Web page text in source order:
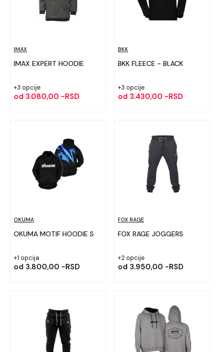
IMAX
IMAX EXPERT HOODIE
+3 opcije
od 3.080,00 -RSD
BKK
BKK FLEECE - BLACK
+3 opcije
od 3.430,00 -RSD
OKUMA
OKUMA MOTIF HOODIE S
+1 opcija
od 3.800,00 -RSD
FOX RAGE
FOX RAGE JOGGERS
+2 opcije
od 3.950,00 -RSD